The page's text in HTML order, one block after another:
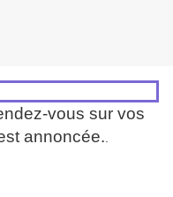
vous sur vos
annoncée.